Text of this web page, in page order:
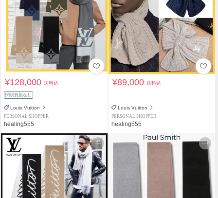
¥128,000送料込
関税負担なし
Louis Vuitton
PERSONAL SHOPPER
healing555
¥89,000送料込
Louis Vuitton
PERSONAL SHOPPER
healing555